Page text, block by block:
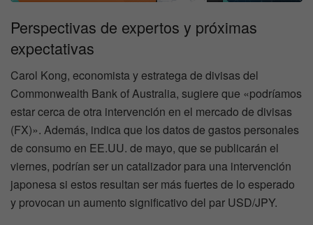
Perspectivas de expertos y próximas
expectativas
Carol Kong, economista y estratega de divisas del
Commonwealth Bank of Australia, sugiere que «podríamos
estar cerca de otra intervención en el mercado de divisas
(FX)». Además, indica que los datos de gastos personales
de consumo en EE.UU. de mayo, que se publicarán el
viernes, podrían ser un catalizador para una intervención
japonesa si estos resultan ser más fuertes de lo esperado
y provocan un aumento significativo del par USD/JPY.